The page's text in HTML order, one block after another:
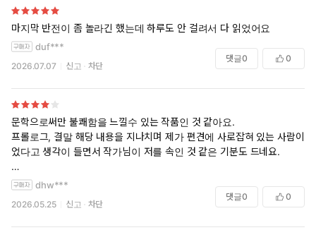
마지막 반전이 좀 놀라긴 했는데 하루도 안 걸려서 다 읽었어요
duf***
2026.07.07 신고 차단
댓글0 0
문학으로써만 불쾌함을 느낄수 있는 작품인 것 같아요.
프롤로그, 결말 해당 내용을 지나치며 제가 편견에 사로잡혀 있는 사람이
었다고 생각이 들면서 작가님이 저를 속인 것 같은 기분도 드네요.
다만 재미있게 읽은 소설이었습니다!
dhw***
2026.05.25 신고 차단
댓글0 0